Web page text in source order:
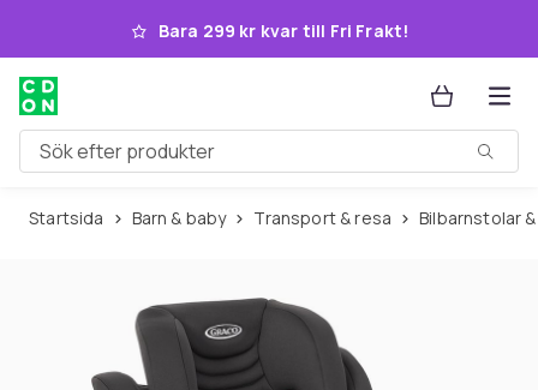
Hoppa till huvudinnehållet
Bara 299 kr kvar till Fri Frakt!
Sök efter produkter
Startsida Barn & baby Transport & resa Bilbarnstolar